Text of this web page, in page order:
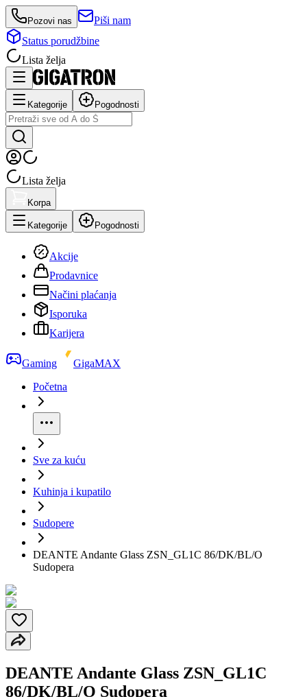
Pozovi nas
Piši nam
Status porudžbine
Lista želja
Kategorije Pogodnosti
Lista želja
Korpa
Kategorije Pogodnosti
Akcije
Prodavnice
Načini plaćanja
Isporuka
Karijera
Gaming
GigaMAX
Početna
Sve za kuću
Kuhinja i kupatilo
Sudopere
DEANTE Andante Glass ZSN_GL1C 86/DK/BL/O
Sudopera
DEANTE Andante Glass ZSN_GL1C
86/DK/BL/O Sudopera